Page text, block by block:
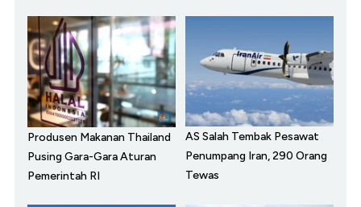
Produsen Makanan Thailand
Pusing Gara-Gara Aturan
Pemerintah RI
AS Salah Tembak Pesawat
Penumpang Iran, 290 Orang
Tewas